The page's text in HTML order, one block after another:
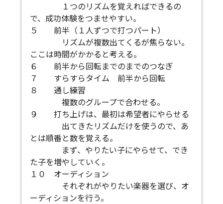
１つのリズムを覚えればできるの
で、成功体験をつませやすい。
５ 前半（１人ずつで打つパート）
リズムが複数出てくるが焦らない。
ここは時間がかかると考える。
６ 前半から回転までのまでのつなぎ
７ すらすらタイム 前半から回転
８ 通し練習
複数のグループで合わせる。
９ 打ち上げは、最初は希望者にやらせる
出てきたリズムだけを使うので、あ
とは順番と数を覚える。
まず、やりたい子にやらせて、でき
た子を増やしていく。
１０ オーディション
それぞれがやりたい楽器を選び、オ
ーディションを行う。